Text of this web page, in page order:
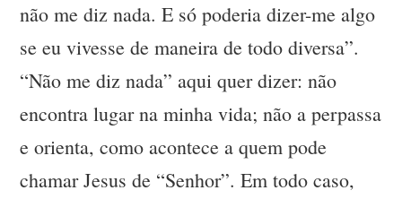
não me diz nada. E só poderia dizer-me algo
se eu vivesse de maneira de todo diversa”.
“Não me diz nada” aqui quer dizer: não
encontra lugar na minha vida; não a perpassa
e orienta, como acontece a quem pode
chamar Jesus de “Senhor”. Em todo caso,